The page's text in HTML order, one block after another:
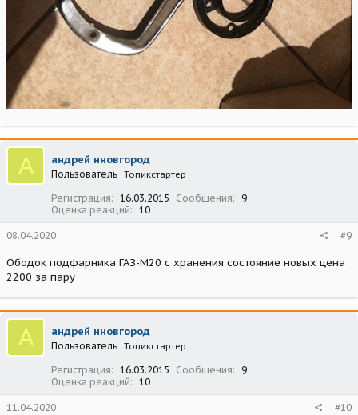
А андрей нновгород
Пользователь Топикстартер
Регистрация 16.03.2015 Сообщения
9
Оценка реакций
10
08.04.2020 #9
Ободок подфарника ГАЗ-М20 с хранения состояние новых цена
2200 за пару
А андрей нновгород
Пользователь Топикстартер
Регистрация 16.03.2015 Сообщения
9
Оценка реакций
10
11.04.2020 #10